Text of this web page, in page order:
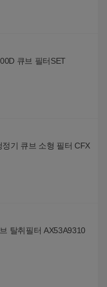
큐브 필터SET
기 큐브 소형 필터 CFX
탈취필터 AX53A9310